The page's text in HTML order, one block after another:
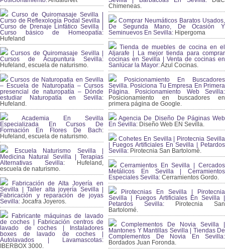
Curso de Quiromasaje Sevilla |
Curso de Reflexología Podal Sevilla |
Curso de Drenaje Linfático Sevilla |
Curso básico de Homeopatía:
Hufeland
Cursos de Quiromasaje Sevilla |
Cursos de Acupuntura Sevilla:
Hufeland, escuela de naturismo.
Cursos de Naturopatia en Sevilla
– Escuela de Naturopatía – Cursos
presencial de naturopatía – Dónde
estudiar Naturopatía en Sevilla:
Hufeland.
Academia En Sevilla
Especializada En Cursos De
Formación En Flores De Bach:
Hufeland, escuela de naturismo.
Escuela Naturismo Sevilla |
Medicina Natural Sevilla | Terapias
Alternativas Sevilla: Hufeland,
escuela de naturismo.
Fabricación de Alta Joyería en
Sevilla | Taller alta joyería Sevilla |
Fabricación y reparación de joyas
Sevilla: Jocafra Joyeros.
Fabricante máquinas de lavado
de coches | Fabricación centros de
lavado de coches | Instaladores
boxes de lavado de coches |
Autolavados | Lavamascotas:
IBERBOX 3000.
Chimeneas.
Comprar Neumáticos Baratos Usados,
De Segunda Mano, De Ocasión Y
Seminuevos En Sevilla: Hipergoma
Tienda de muebles de cocina en el
Aljarafe | La mejor tienda para comprar
cocinas en Sevilla | Venta de cocinas en
Sanlúcar la Mayor:Azul Cocinas.
Posicionamiento En Buscadores
Sevilla. Posiciona Tu Empresa En Primera
Página. Posicionamiento Web Sevilla:
Posicionamiento en buscadores en
primera página de Google.
Agencia De Diseño De Páginas Web
En Sevilla: Diseño Web EN Sevilla.
Cohetes En Sevilla | Pirotecnia Sevilla
| Fuegos Artificiales En Sevilla | Petardos
Sevilla: Pirotecnia San Bartolomé.
Cerramientos En Sevilla | Cercados
Metálicos En Sevilla | Cerramientos
Especiales Sevilla: Cerramientos Gordo.
Pirotecnias En Sevilla | Pirotecnia
Sevilla | Fuegos Artificiales En Sevilla |
Petardos Sevilla: Pirotecnia San
Bartolomé.
Complementos De Novia Sevilla |
Mantones Y Mantillas Sevilla | Tiendas De
Complementos De Novia En Sevilla:
Bordados Juan Foronda.